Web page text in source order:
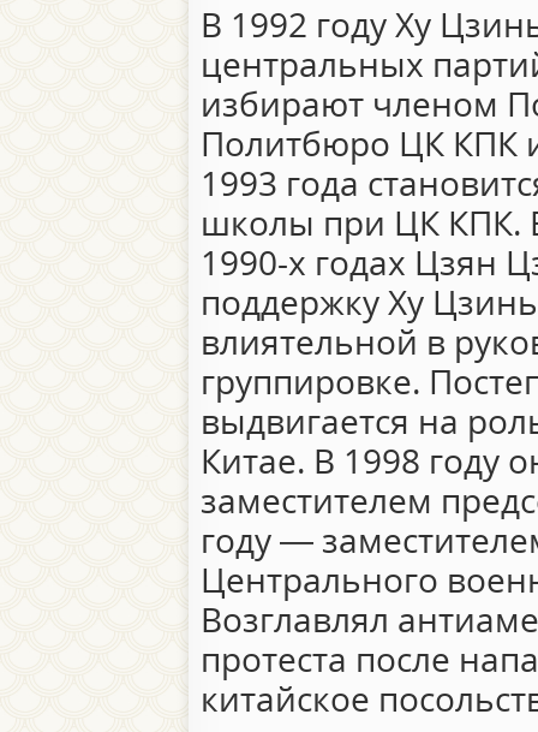
В 1992 году Ху
центральных
избирают членом
Политбюро ЦК КПК
1993 года
школы при ЦК КПК.
1990-х годах Цзян
поддержку Ху
влиятельной в
группировке.
выдвигается на
Китае. В 1998 году
заместителем
году —
Центрального
Возглавлял
протеста после
китайское